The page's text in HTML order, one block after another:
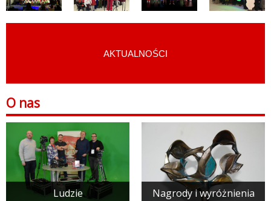
AKTUALNOŚCI
O nas
Ludzie Nagrody i wyróżnienia